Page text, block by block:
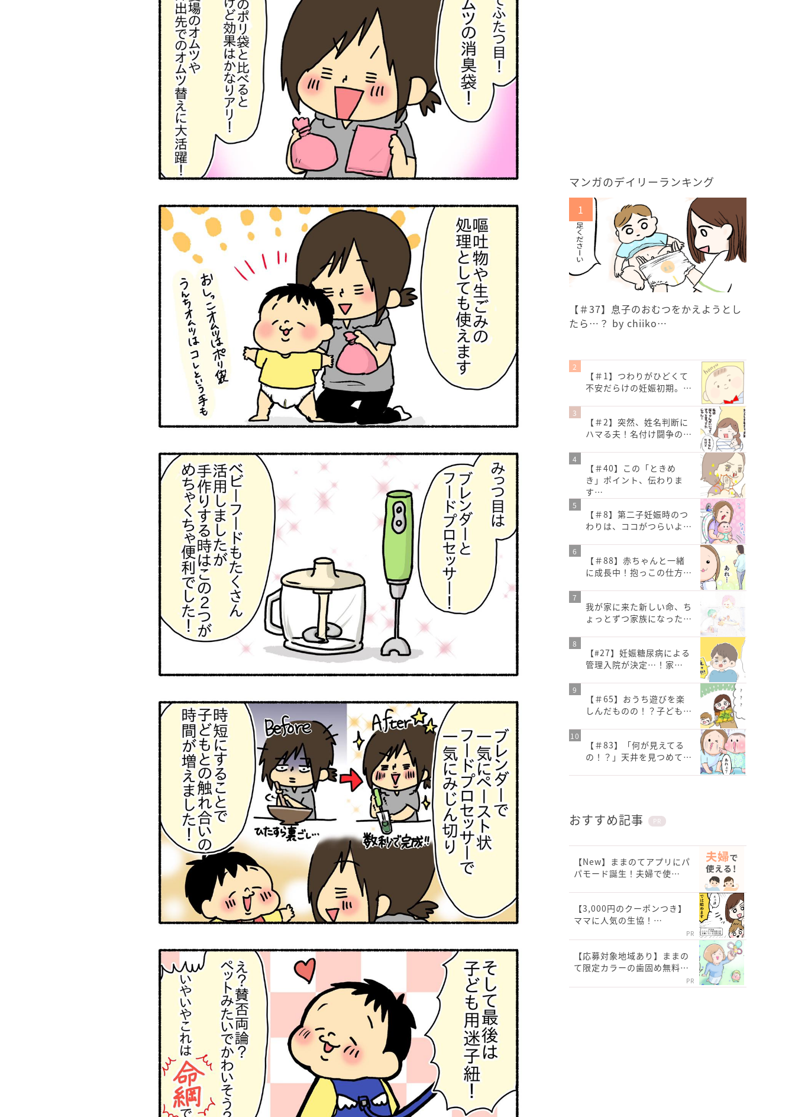
マンガのデイリーランキング
【＃37】息子のおむつをかえようとし
たら…？ by chiiko…
【＃1】つわりがひどくて
不安だらけの妊娠初期。…
【＃2】突然、姓名判断に
ハマる夫！名付け闘争の…
【＃40】この「ときめ
き」ポイント、伝わりま
す…
【＃8】第二子妊娠時のつ
わりは、ココがつらいよ…
【＃88】赤ちゃんと一緒
に成長中！抱っこの仕方…
我が家に来た新しい命、ち
ょっとずつ家族になった…
【#27】妊娠糖尿病による
管理入院が決定…！家…
【＃65】おうち遊びを楽
しんだものの！？子ども…
【＃83】「何が見えてる
の！？」天井を見つめて…
おすすめ記事 PR
【New】ままのてアプリにパ
パモード誕生！夫婦で使…
【3,000円のクーポンつき】
ママに人気の生協！…
PR
【応募対象地域あり】ままの
て限定カラーの歯固め無料…
PR